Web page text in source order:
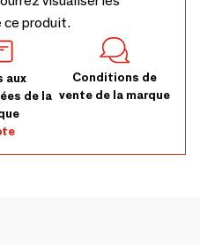
ce produit.
aux
de la
Conditions de
vente de la marque